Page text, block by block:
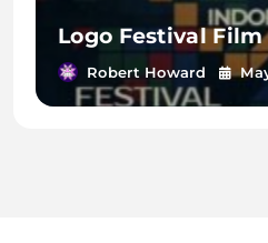
Logo Festival
Robert Howard